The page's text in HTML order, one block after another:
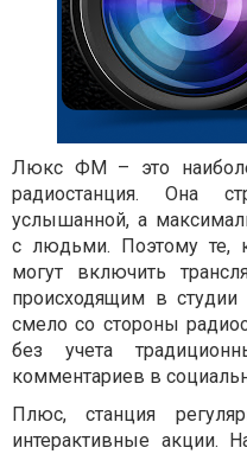
Люкс ФМ – это
радиостанция. Она
услышанной, а
с людьми. Поэтому те,
могут включить
происходящим в
смело со стороны
без учета
комментариев в
Плюс, станция
интерактивные акции.